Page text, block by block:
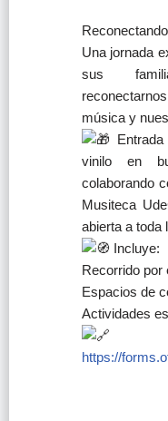
Una jornada
sus
música y
vinilo en
colaborando
Musiteca
abierta a toda
Incluye:
Recorrido por
Espacios de
Actividades
https://